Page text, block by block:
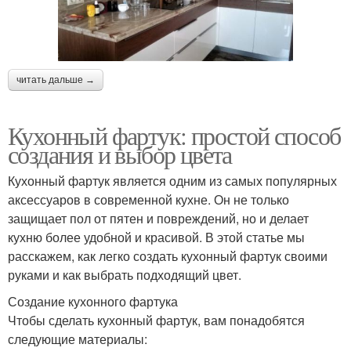
читать дальше →
Кухонный фартук: простой способ
создания и выбор цвета
Кухонный фартук является одним из самых популярных
аксессуаров в современной кухне. Он не только
защищает пол от пятен и повреждений, но и делает
кухню более удобной и красивой. В этой статье мы
расскажем, как легко создать кухонный фартук своими
руками и как выбрать подходящий цвет.
Создание кухонного фартука
Чтобы сделать кухонный фартук, вам понадобятся
следующие материалы: